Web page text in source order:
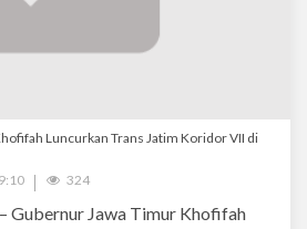
Luncurkan Trans Jatim Koridor VII di
324
Gubernur Jawa Timur Khofifah